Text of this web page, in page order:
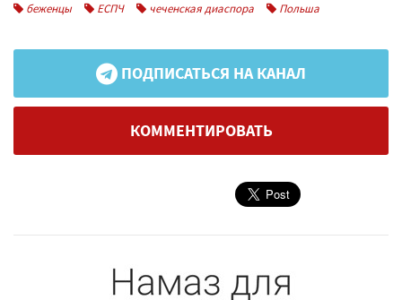
беженцы ЕСПЧ чеченская диаспора Польша
ПОДПИСАТЬСЯ НА КАНАЛ
КОММЕНТИРОВАТЬ